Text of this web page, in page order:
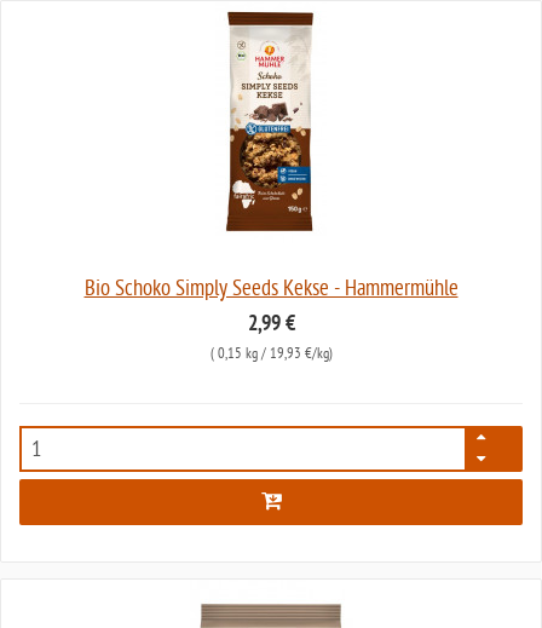
Bio Schoko Simply Seeds Kekse - Hammermühle
2,99 €
( 0,15 kg/ 19,93 €/kg)
6741